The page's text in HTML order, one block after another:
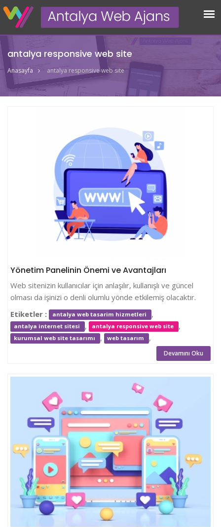
antalya responsive web site
Anasayfa antalya responsive web site
Yönetim Panelinin Önemi ve Avantajları
Web sitenizin kullanıcılar için anlaşılır, kullanışlı ve güncel
olması da işinizi o denli olumlu yönde etkilemiş olacaktır.
Etiketler :
antalya web tasarim hizmetleri ,
antalya internet sitesi , antalya responsive web site ,
kurumsal web site tasarımı , web tasarım ,
Devamını Oku